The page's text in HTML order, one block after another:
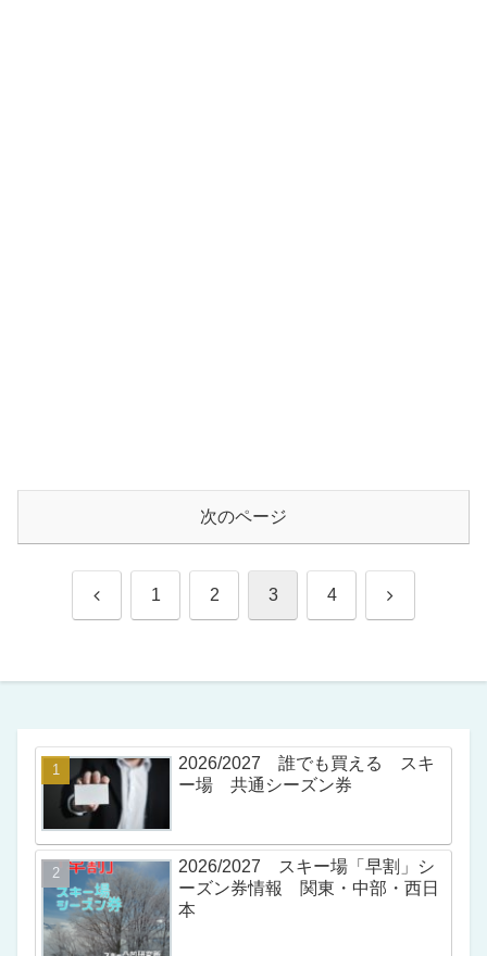
次のページ
前 1 2 3 4 次
2026/2027 誰でも買える スキ
ー場 共通シーズン券
2026/2027 スキー場「早割」シ
ーズン券情報 関東・中部・西日
本